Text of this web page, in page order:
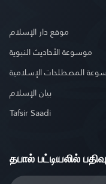
موقع دار الإسلام
موسوعة الأحاديث النبوية
المصطلحات الإسلامية
بيان الإسلام
Tafsir Saadi
தபால் பட்டியலில்